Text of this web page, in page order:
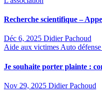
Recherche scientifique –
Déc 6, 2025 Didier Pachoud
Aide aux victimes Auto
Je souhaite porter plainte :
Nov 29, 2025 Didier Pachoud